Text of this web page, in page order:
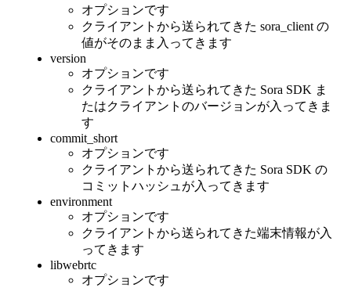
オプションです
クライアントから送られてきた sora_client の
値がそのまま入ってきます
version
オプションです
クライアントから送られてきた Sora SDK ま
たはクライアントのバージョンが入ってきま
す
commit_short
オプションです
クライアントから送られてきた Sora SDK の
コミットハッシュが入ってきます
environment
オプションです
クライアントから送られてきた端末情報が入
ってきます
libwebrtc
オプションです